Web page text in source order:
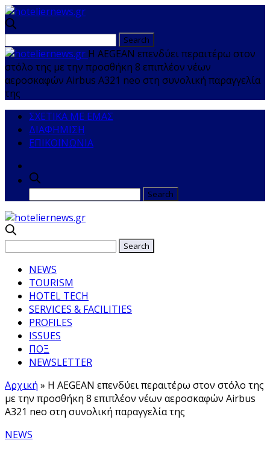
Η AEGEAN επενδύει περαιτέρω στον
στόλο της με την προσθήκη 8 επιπλέον νέων
αεροσκαφών Airbus A321 neo στη συνολική παραγγελία
της
ΣΧΕΤΙΚΑ ΜΕ ΕΜΑΣ
ΔΙΑΦΗΜΙΣΗ
ΕΠΙΚΟΙΝΩΝΙΑ
NEWS
TOURISM
HOTEL TECH
SERVICES & FACILITIES
PROFILES
ISSUES
ΠΟΞ
NEWSLETTER
Αρχική » Η AEGEAN επενδύει περαιτέρω στον στόλο της
με την προσθήκη 8 επιπλέον νέων αεροσκαφών Airbus
A321 neo στη συνολική παραγγελία της
NEWS